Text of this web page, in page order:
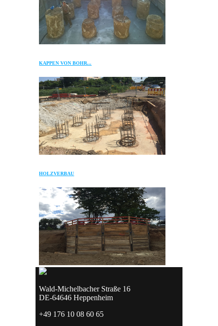
KAPPEN VON BOHR...
HOLZVERBAU
Wald-Michelbacher Straße 16
DE-64646 Heppenheim
+49 176 10 08 60 65